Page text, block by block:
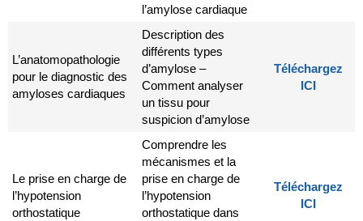
l’amylose cardiaque
L’anatomopathologie
pour le diagnostic des
amyloses cardiaques
Description des
différents types
d’amylose –
Comment analyser
un tissu pour
suspicion d’amylose
Téléchargez
ICI
Le prise en charge de
l’hypotension
orthostatique
Comprendre les
mécanismes et la
prise en charge de
l’hypotension
orthostatique dans
Téléchargez
ICI